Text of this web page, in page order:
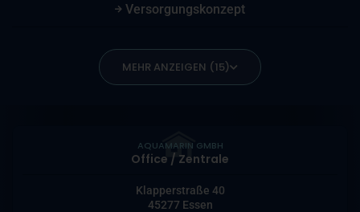
Versorgungskonzept
MEHR ANZEIGEN (15)
AQUAMARIN GMBH
Office / Zentrale
Klapperstraße 40
45277 Essen